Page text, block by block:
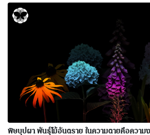
พิษบุปผา พันธุ์ไม้อันตราย ในความตายคือความ